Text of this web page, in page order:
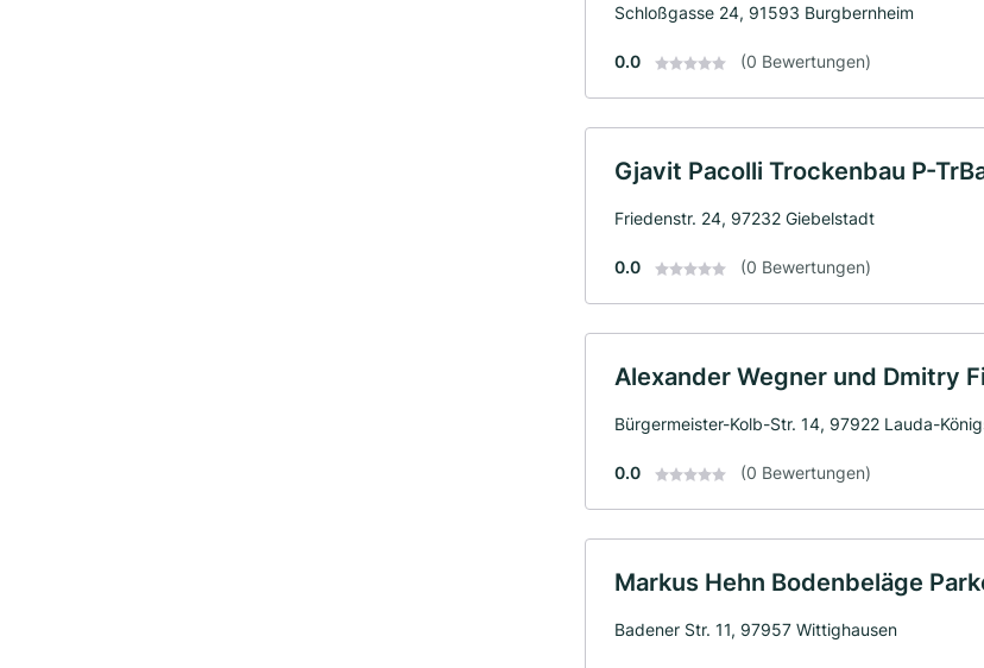
Schloßgasse 24, 91593 Burgbernheim
0.0 (0 Bewertungen)
Gjavit Pacolli Trockenbau P-
Friedenstr. 24, 97232 Giebelstadt
0.0 (0 Bewertungen)
Alexander Wegner und Dmitry
Bürgermeister-Kolb-Str. 14, 97922 Lauda-
0.0 (0 Bewertungen)
Markus Hehn Bodenbeläge
Badener Str. 11, 97957 Wittighausen